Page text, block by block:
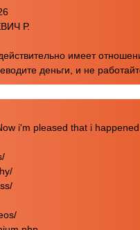
Р.
имеет
деньги, и не
i'm pleased that i